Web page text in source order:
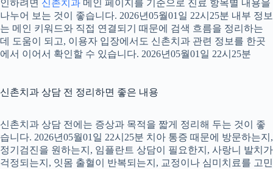
인하려면 신촌치과 메인 페이지를 기준으로 진료 항목별 내용을
나누어 보는 것이 좋습니다. 2026년05월01일 22시25분 내부 정보
는 메인 키워드와 직접 연결되기 때문에 검색 흐름을 정리하는
데 도움이 되고, 이용자 입장에서도 신촌치과 관련 정보를 한곳
에서 이어서 확인할 수 있습니다. 2026년05월01일 22시25분
신촌치과 상담 전 정리하면 좋은 내용
신촌치과 상담 전에는 증상과 목적을 짧게 정리해 두는 것이 좋
습니다. 2026년05월01일 22시25분 치아 통증 때문에 방문하는지,
정기검진을 원하는지, 임플란트 상담이 필요한지, 사랑니 발치가
걱정되는지, 잇몸 출혈이 반복되는지, 교정이나 심미치료를 고민